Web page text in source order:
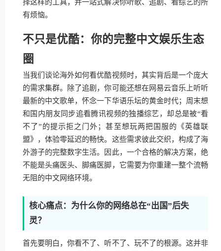
择这样的工具，并一站式解决你听歌、追剧、看综艺的所
有烦恼。
不只是优酷：你的完整中文娱乐生态
圈
当我们谈论海外如何看优酷视频时，其实背后是一个庞大
的需求集群。除了追剧，你可能还想在网易云音乐上听听
最新的中文歌单，怀念一下华语乐坛的黄金时代；周末想
和国内朋友同步追看腾讯视频的独播综艺，却总是被“看
不了”的提示拒之门外；甚至想玩两把国服的《英雄联
盟》，体验零延迟的畅快。这些需求彼此交织，构成了海
外游子的完整数字生活。因此，一个合格的解决方案，绝
不能是头痛医头、脚痛医脚，它需要为你重建一整个流畅
无阻的中文网络环境。
核心痛点：为什么你的网络总在“出国”后失
灵？
首先要明白，你看不了、听不了、玩不了的根源。这并非